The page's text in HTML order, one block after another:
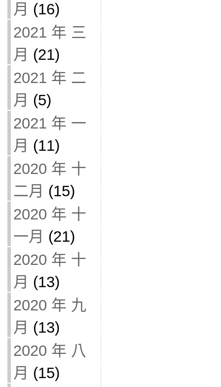
月 (16)
2021 年 三
月 (21)
2021 年 二
月 (5)
2021 年 一
月 (11)
2020 年 十
二月 (15)
2020 年 十
一月 (21)
2020 年 十
月 (13)
2020 年 九
月 (13)
2020 年 八
月 (15)